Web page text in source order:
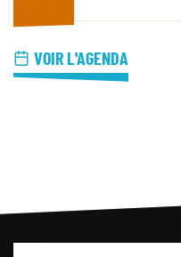
VOIR L'AGENDA